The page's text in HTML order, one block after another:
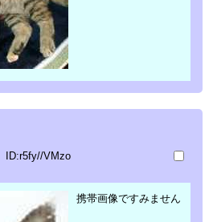
ID:r5fy//VMzo
携帯画像ですみません